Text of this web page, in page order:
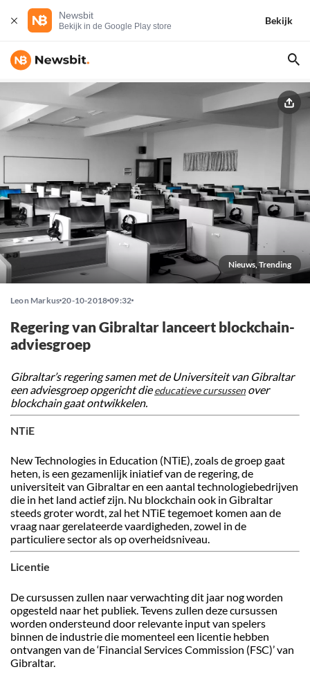
Newsbit
Bekijk in de Google Play store
Bekijk
Nieuws, Trending
Leon Markus 20-10-2018 09:32
Regering van Gibraltar lanceert blockchain-
adviesgroep
Gibraltar’s regering samen met de Universiteit van Gibraltar
een adviesgroep opgericht dieeducatieve cursussenover
blockchain gaat ontwikkelen.
NTiE
New Technologies in Education (NTiE), zoals de groep gaat
heten, is een gezamenlijk iniatief van de regering, de
universiteit van Gibraltar en een aantal technologiebedrijven
die in het land actief zijn. Nu blockchain ook in Gibraltar
steeds groter wordt, zal het NTiE tegemoet komen aan de
vraag naar gerelateerde vaardigheden, zowel in de
particuliere sector als op overheidsniveau.
Licentie
De cursussen zullen naar verwachting dit jaar nog worden
opgesteld naar het publiek. Tevens zullen deze cursussen
worden ondersteund door relevante input van spelers
binnen de industrie die momenteel een licentie hebben
ontvangen van de ‘Financial Services Commission (FSC)’ van
Gibraltar.